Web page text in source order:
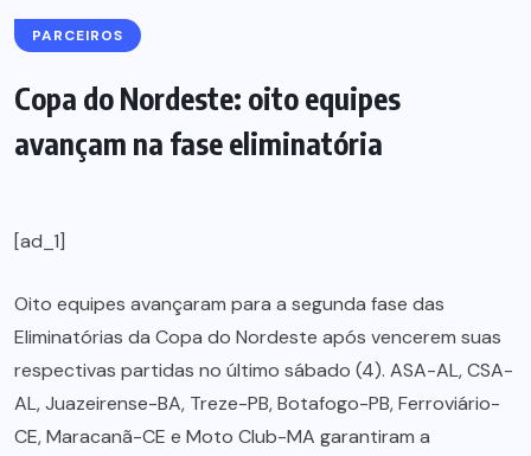
PARCEIROS
Copa do Nordeste: oito equipes
avançam na fase eliminatória
[ad_1]
Oito equipes avançaram para a segunda fase das
Eliminatórias da Copa do Nordeste após vencerem suas
respectivas partidas no último sábado (4). ASA-AL, CSA-
AL, Juazeirense-BA, Treze-PB, Botafogo-PB, Ferroviário-
CE, Maracanã-CE e Moto Club-MA garantiram a